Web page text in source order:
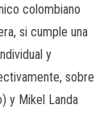
colombiano
si cumple una
y
sobre
y Mikel Landa